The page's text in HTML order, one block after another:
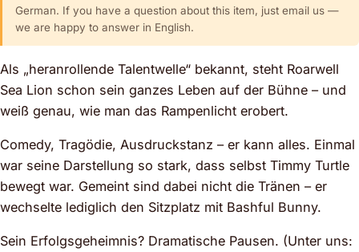
German. If you have a question about this item, just email us —
we are happy to answer in English.
Als „heranrollende Talentwelle“ bekannt, steht Roarwell
Sea Lion schon sein ganzes Leben auf der Bühne – und
weiß genau, wie man das Rampenlicht erobert.
Comedy, Tragödie, Ausdruckstanz – er kann alles. Einmal
war seine Darstellung so stark, dass selbst Timmy Turtle
bewegt war. Gemeint sind dabei nicht die Tränen – er
wechselte lediglich den Sitzplatz mit Bashful Bunny.
Sein Erfolgsgeheimnis? Dramatische Pausen. (Unter uns: